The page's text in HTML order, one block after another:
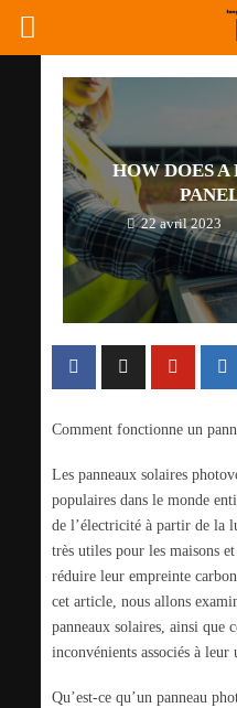
HOW DOES
22 avril 2023
Comment fonctionne un
Les panneaux solaires
populaires dans le monde
de l’électricité à partir de la
très utiles pour les maisons
réduire leur empreinte
cet article, nous allons
panneaux solaires, ainsi que
inconvénients associés à
Qu’est-ce qu’un panneau